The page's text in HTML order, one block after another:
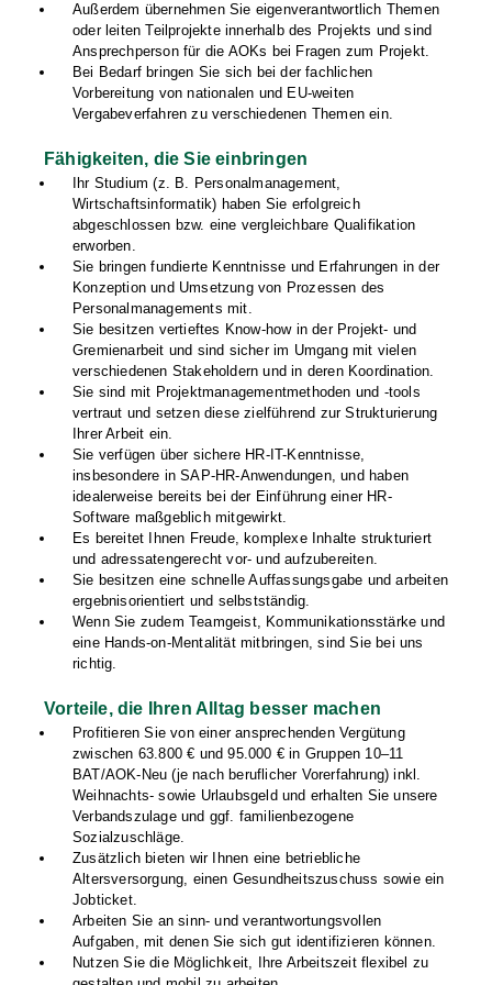
Außerdem übernehmen Sie eigenverantwortlich Themen
oder leiten Teilprojekte innerhalb des Projekts und sind
Ansprechperson für die AOKs bei Fragen zum Projekt.
Bei Bedarf bringen Sie sich bei der fachlichen
Vorbereitung von nationalen und EU-weiten
Vergabeverfahren zu verschiedenen Themen ein.
Fähigkeiten, die Sie einbringen
Ihr Studium (z. B. Personalmanagement,
Wirtschaftsinformatik) haben Sie erfolgreich
abgeschlossen bzw. eine vergleichbare Qualifikation
erworben.
Sie bringen fundierte Kenntnisse und Erfahrungen in der
Konzeption und Umsetzung von Prozessen des
Personalmanagements mit.
Sie besitzen vertieftes Know-how in der Projekt- und
Gremienarbeit und sind sicher im Umgang mit vielen
verschiedenen Stakeholdern und in deren Koordination.
Sie sind mit Projektmanagementmethoden und -tools
vertraut und setzen diese zielführend zur Strukturierung
Ihrer Arbeit ein.
Sie verfügen über sichere HR-IT-Kenntnisse,
insbesondere in SAP-HR-Anwendungen, und haben
idealerweise bereits bei der Einführung einer HR-
Software maßgeblich mitgewirkt.
Es bereitet Ihnen Freude, komplexe Inhalte strukturiert
und adressatengerecht vor- und aufzubereiten.
Sie besitzen eine schnelle Auffassungsgabe und arbeiten
ergebnisorientiert und selbstständig.
Wenn Sie zudem Teamgeist, Kommunikationsstärke und
eine Hands-on-Mentalität mitbringen, sind Sie bei uns
richtig.
Vorteile, die Ihren Alltag besser machen
Profitieren Sie von einer ansprechenden Vergütung
zwischen 63.800 € und 95.000 € in Gruppen 10–11
BAT/AOK-Neu (je nach beruflicher Vorerfahrung) inkl.
Weihnachts- sowie Urlaubsgeld und erhalten Sie unsere
Verbandszulage und ggf. familienbezogene
Sozialzuschläge.
Zusätzlich bieten wir Ihnen eine betriebliche
Altersversorgung, einen Gesundheitszuschuss sowie ein
Jobticket.
Arbeiten Sie an sinn- und verantwortungsvollen
Aufgaben, mit denen Sie sich gut identifizieren können.
Nutzen Sie die Möglichkeit, Ihre Arbeitszeit flexibel zu